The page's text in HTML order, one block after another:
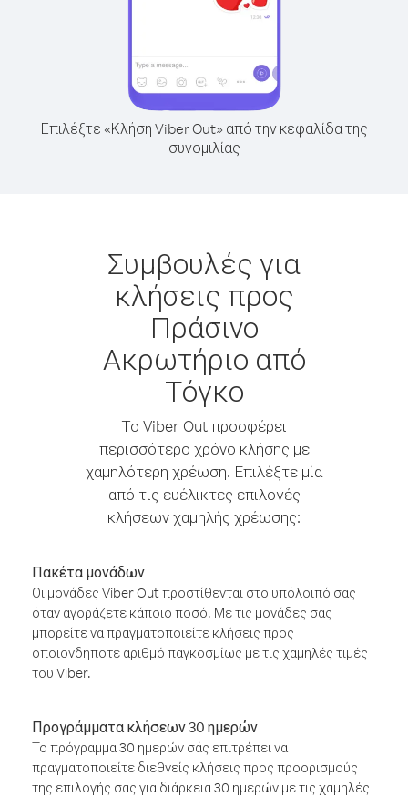
Επιλέξτε «Κλήση Viber Out» από την κεφαλίδα της
συνομιλίας
Συμβουλές για
κλήσεις προς
Πράσινο
Ακρωτήριο από
Τόγκο
Το Viber Out προσφέρει
περισσότερο χρόνο κλήσης με
χαμηλότερη χρέωση. Επιλέξτε μία
από τις ευέλικτες επιλογές
κλήσεων χαμηλής χρέωσης:
Πακέτα μονάδων
Οι μονάδες Viber Out προστίθενται στο υπόλοιπό σας
όταν αγοράζετε κάποιο ποσό. Με τις μονάδες σας
μπορείτε να πραγματοποιείτε κλήσεις προς
οποιονδήποτε αριθμό παγκοσμίως με τις χαμηλές τιμές
του Viber.
Προγράμματα κλήσεων 30 ημερών
Το πρόγραμμα 30 ημερών σάς επιτρέπει να
πραγματοποιείτε διεθνείς κλήσεις προς προορισμούς
της επιλογής σας για διάρκεια 30 ημερών με τις χαμηλές